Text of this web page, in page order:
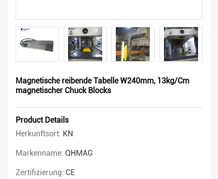
Magnetische reibende Tabelle W240mm, 13kg/Cm
magnetischer Chuck Blocks
Product Details
Herkunftsort: KN
Markenname: QHMAG
Zertifizierung: CE